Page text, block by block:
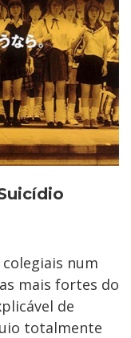
num
mais fortes do
de
totalmente